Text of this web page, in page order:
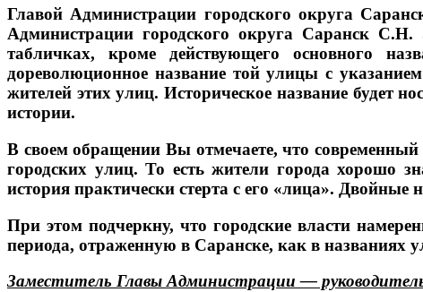
Главой Администрации городского округа
Администрации городского округа Саранск
табличках, кроме действующего основного
дореволюционное название той улицы с
жителей этих улиц. Историческое название будет
истории.
В своем обращении Вы отмечаете, что
городских улиц. То есть жители города хорошо
история практически стерта с его «лица».
При этом подчеркну, что городские власти
периода, отраженную в Саранске, как в названиях
Заместитель Главы Администрации —